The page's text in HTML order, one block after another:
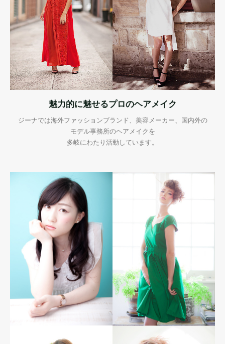
魅力的に魅せるプロのヘアメイク
ジーナでは海外ファッションブランド、美容メーカー、国内外の
モデル事務所のヘアメイクを
多岐にわたり活動しています。